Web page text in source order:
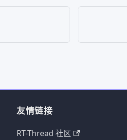
友情链接
RT-Thread 社区